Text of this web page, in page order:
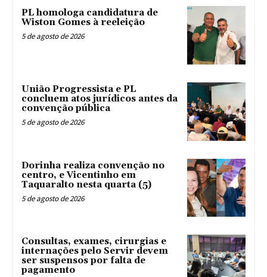
PL homologa candidatura de
Wiston Gomes à reeleição
5 de agosto de 2026
União Progressista e PL
concluem atos jurídicos antes da
convenção pública
5 de agosto de 2026
Dorinha realiza convenção no
centro, e Vicentinho em
Taquaralto nesta quarta (5)
5 de agosto de 2026
Consultas, exames, cirurgias e
internações pelo Servir devem
ser suspensos por falta de
pagamento